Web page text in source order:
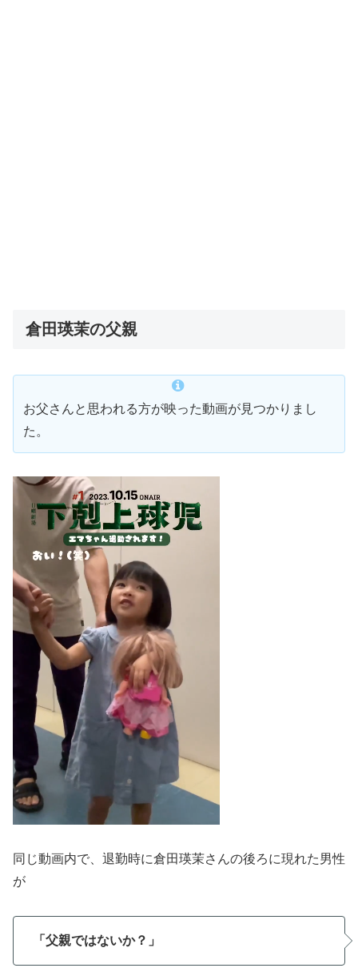
倉田瑛茉の父親
お父さんと思われる方が映った動画が見つかりまし
た。
同じ動画内で、退勤時に倉田瑛茉さんの後ろに現れた男性
が
「父親ではないか？」